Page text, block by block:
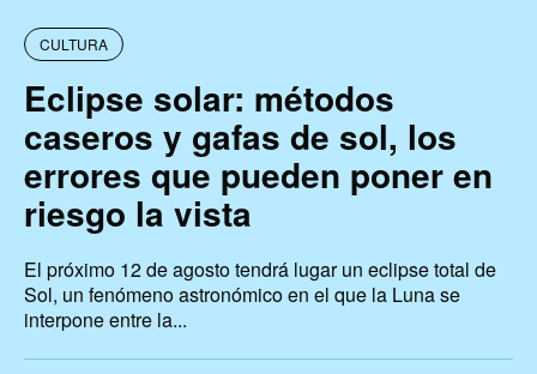
CULTURA
Eclipse solar: métodos
caseros y gafas de sol, los
errores que pueden poner en
riesgo la vista
El próximo 12 de agosto tendrá lugar un eclipse total de
Sol, un fenómeno astronómico en el que la Luna se
interpone entre la...